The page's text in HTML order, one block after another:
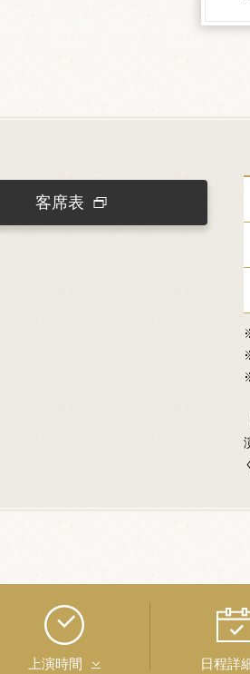
客席表
上演時間 日程詳